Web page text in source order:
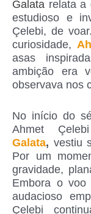
Galata relata a
estudioso e
Çelebi, de
curiosidade,
asas
ambição era
observava nos
No início do
Ahmet
Galata, vestiu
Por um
gravidade,
Embora o
audacioso
Çelebi